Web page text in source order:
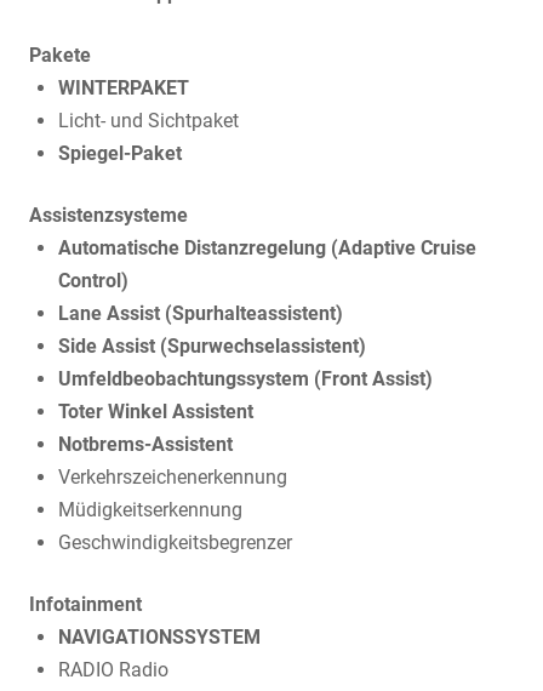
Pakete
WINTERPAKET
Licht- und Sichtpaket
Spiegel-Paket
Assistenzsysteme
Automatische Distanzregelung (Adaptive Cruise
Control)
Lane Assist (Spurhalteassistent)
Side Assist (Spurwechselassistent)
Umfeldbeobachtungssystem (Front Assist)
Toter Winkel Assistent
Notbrems-Assistent
Verkehrszeichenerkennung
Müdigkeitserkennung
Geschwindigkeitsbegrenzer
Infotainment
NAVIGATIONSSYSTEM
RADIO Radio